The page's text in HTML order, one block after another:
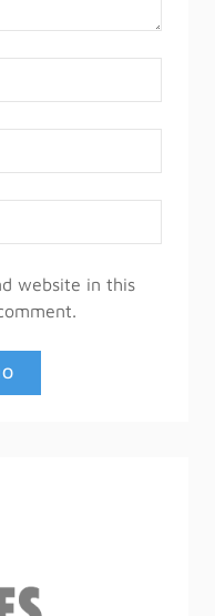
website in this